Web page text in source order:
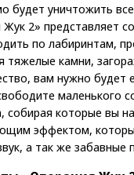
будет уничтожить
2» представляет
по лабиринтам,
тяжелые камни,
вам нужно будет
маленького
собирая которые вы
эффектом,
а так же забавные